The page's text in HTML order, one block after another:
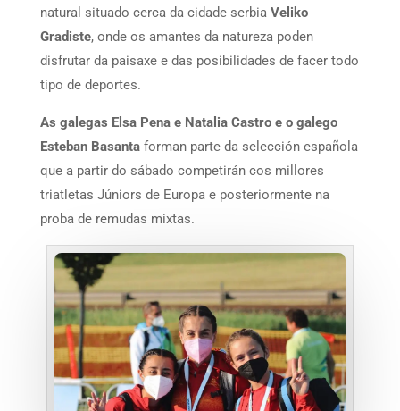
natural situado cerca da cidade serbia Veliko
Gradiste, onde os amantes da natureza poden
disfrutar da paisaxe e das posibilidades de facer todo
tipo de deportes.
As galegas Elsa Pena e Natalia Castro e o galego
Esteban Basantaforman parte da selección española
que a partir do sábado competirán cos millores
triatletas Júniors de Europa e posteriormente na
proba de remudas mixtas.